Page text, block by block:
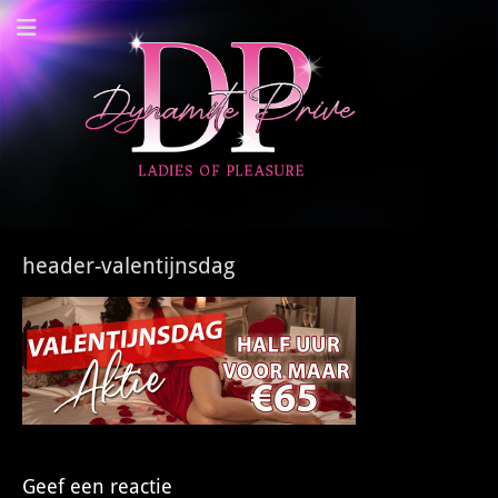
Dynamite Prive -
Privehuis Nieuwegein
header-valentijnsdag
Geef een reactie